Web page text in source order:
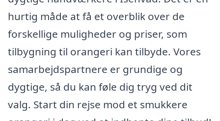
hurtig måde at få et overblik over de
forskellige muligheder og priser, som
tilbygning til orangeri kan tilbyde. Vores
samarbejdspartnere er grundige og
dygtige, så du kan føle dig tryg ved dit
valg. Start din rejse mod et smukkere